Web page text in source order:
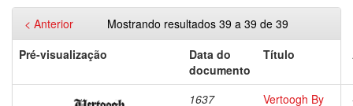
Mostrando resultados 39 a 39 de 39
< Anterior
Pré-visualização
Data do
documento
Título
1637
Vertoogh By